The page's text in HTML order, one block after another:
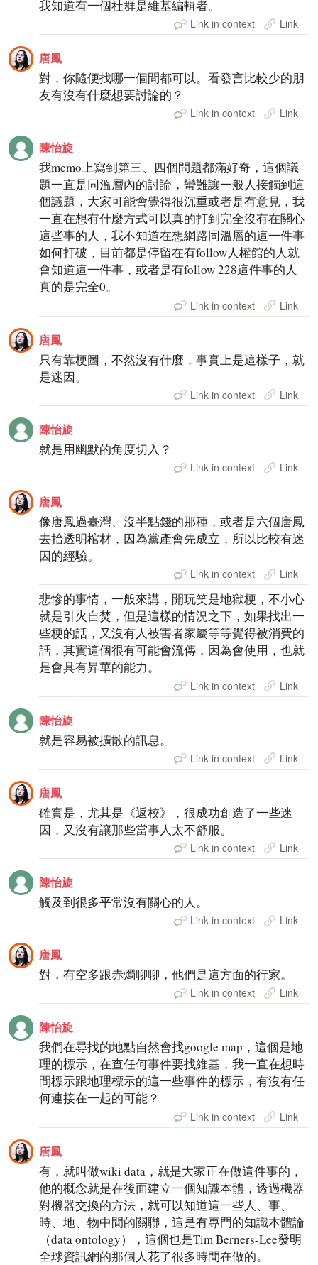
我知道有一個社群是維基編輯者。
Link in context Link
唐鳳
對，你隨便找哪一個問都可以。看發言比較少的朋
友有沒有什麼想要討論的？
Link in context Link
陳怡旋
我memo上寫到第三、四個問題都滿好奇，這個議
題一直是同溫層內的討論，蠻難讓一般人接觸到這
個議題，大家可能會覺得很沉重或者是有意見，我
一直在想有什麼方式可以真的打到完全沒有在關心
這些事的人，我不知道在想網路同溫層的這一件事
如何打破，目前都是停留在有follow人權館的人就
會知道這一件事，或者是有follow 228這件事的人
真的是完全0。
Link in context Link
唐鳳
只有靠梗圖，不然沒有什麼，事實上是這樣子，就
是迷因。
Link in context Link
陳怡旋
就是用幽默的角度切入？
Link in context Link
唐鳳
像唐鳳過臺灣、沒半點錢的那種，或者是六個唐鳳
去抬透明棺材，因為黨產會先成立，所以比較有迷
因的經驗。
Link in context Link
悲慘的事情，一般來講，開玩笑是地獄梗，不小心
就是引火自焚，但是這樣的情況之下，如果找出一
些梗的話，又沒有人被害者家屬等等覺得被消費的
話，其實這個很有可能會流傳，因為會使用，也就
是會具有昇華的能力。
Link in context Link
陳怡旋
就是容易被擴散的訊息。
Link in context Link
唐鳳
確實是，尤其是《返校》，很成功創造了一些迷
因，又沒有讓那些當事人太不舒服。
Link in context Link
陳怡旋
觸及到很多平常沒有關心的人。
Link in context Link
唐鳳
對，有空多跟赤燭聊聊，他們是這方面的行家。
Link in context Link
陳怡旋
我們在尋找的地點自然會找google map，這個是地
理的標示，在查任何事件要找維基，我一直在想時
間標示跟地理標示的這一些事件的標示，有沒有任
何連接在一起的可能？
Link in context Link
唐鳳
有，就叫做wiki data，就是大家正在做這件事的，
他的概念就是在後面建立一個知識本體，透過機器
對機器交換的方法，就可以知道這一些人、事、
時、地、物中間的關聯，這是有專門的知識本體論
（data ontology），這個也是Tim Berners-Lee發明
全球資訊網的那個人花了很多時間在做的。